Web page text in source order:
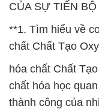
CỦA SỰ TIẾN
**1. Tìm hiểu về
chất Chất Tạo
hóa chất Chất
chất hóa học
thành công của